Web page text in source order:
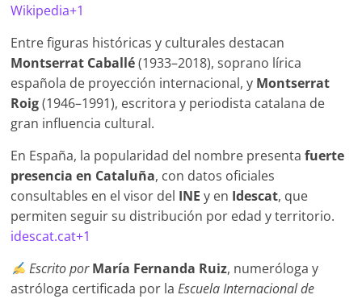
Wikipedia+1
Entre figuras históricas y culturales destacan
Montserrat Caballé(1933–2018), soprano lírica
española de proyección internacional, y Montserrat
Roig(1946–1991), escritora y periodista catalana de
gran influencia cultural.
En España, la popularidad del nombre presentafuerte
presencia en Cataluña, con datos oficiales
consultables en el visor del INE y en Idescat, que
permiten seguir su distribución por edad y territorio.
idescat.cat+1
Escrito por María Fernanda Ruiz, numeróloga y
astróloga certificada por laEscuela Internacional de